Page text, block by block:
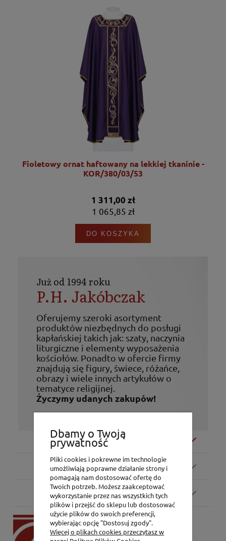
Fioletowy ornat haftowany na lekkiej tkaninie -
KOR/380/03/53
1 311,00 zł
1 065,85 zł
DO KOSZYKA
Już od 1994 roku
P.H. Jakóbczak
Oferujemy szeroki asortyment
produktów niezbędnych do posługi
kapłańskiej takich jak: szaty, naczynia
liturgiczne i elementy wyposażenia
kościołów. Ponadto w ofercie firmy
znajdują się figury, świece, różańce,
obrazy i wiele innych artykułów o
tematyce religijnej.
Życzymy udanych zakupów!
Moje konto
Zamówienia
Pomoc
P.H. Jakóbczak
Dorota Jakóbczak
Dbamy o Twoją
prywatność
Pliki cookies i pokrewne im technologie
umożliwiają poprawne działanie strony i
pomagają nam dostosować ofertę do
Twoich potrzeb. Możesz zaakceptować
wykorzystanie przez nas wszystkich tych
plików i przejść do sklepu lub dostosować
użycie plików do swoich preferencji,
wybierając opcję "Dostosuj zgody".
Więcej o plikach cookies przeczytasz w